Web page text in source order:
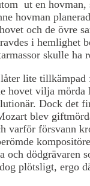
ut en hovman,
hovman
och de övre
i hemlighet
skulle ha
lite tillkämpad
hovet vilja mörda
Dock det
blev
varför försvann
och dödgrävaren
plötsligt, ergo